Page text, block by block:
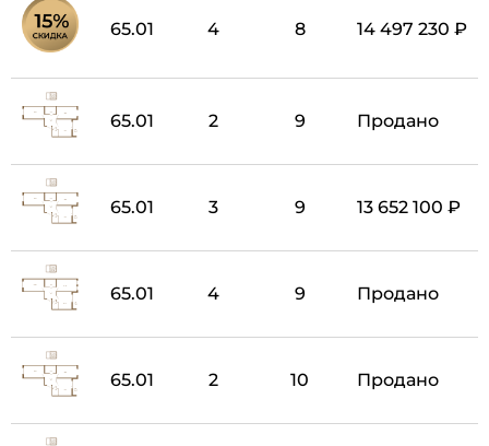
65.01 4 8 14 497 230 ₽
65.01 2 9 Продано
65.01 3 9 13 652 100 ₽
65.01 4 9 Продано
65.01 2 10 Продано